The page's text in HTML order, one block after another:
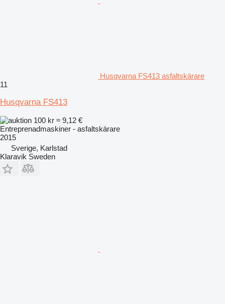
Husqvarna FS413 asfaltskärare
11
Husqvarna FS413
100 kr ≈ 9,12 €
Entreprenadmaskiner - asfaltskärare
2015
Sverige, Karlstad
Klaravik Sweden